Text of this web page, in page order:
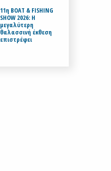
11η BOAT & FISHING
SHOW 2026: Η
μεγαλύτερη
θαλασσινή έκθεση
επιστρέφει